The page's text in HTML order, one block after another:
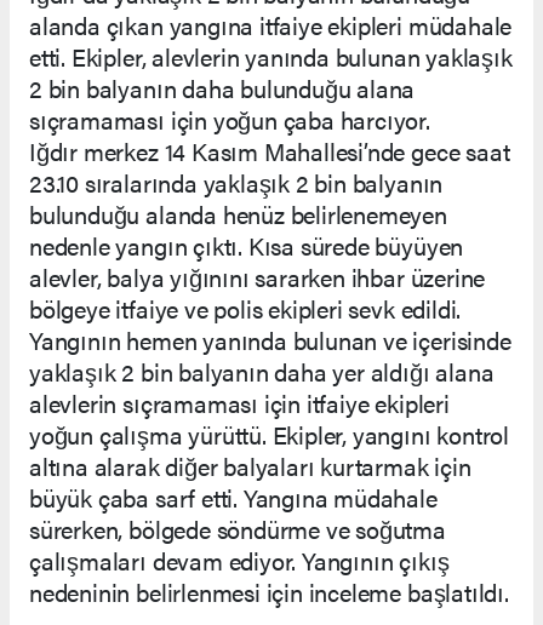
alanda çıkan yangına itfaiye ekipleri müdahale
etti. Ekipler, alevlerin yanında bulunan yaklaşık
2 bin balyanın daha bulunduğu alana
sıçramaması için yoğun çaba harcıyor.
Iğdır merkez 14 Kasım Mahallesi’nde gece saat
23.10 sıralarında yaklaşık 2 bin balyanın
bulunduğu alanda henüz belirlenemeyen
nedenle yangın çıktı. Kısa sürede büyüyen
alevler, balya yığınını sararken ihbar üzerine
bölgeye itfaiye ve polis ekipleri sevk edildi.
Yangının hemen yanında bulunan ve içerisinde
yaklaşık 2 bin balyanın daha yer aldığı alana
alevlerin sıçramaması için itfaiye ekipleri
yoğun çalışma yürüttü. Ekipler, yangını kontrol
altına alarak diğer balyaları kurtarmak için
büyük çaba sarf etti. Yangına müdahale
sürerken, bölgede söndürme ve soğutma
çalışmaları devam ediyor. Yangının çıkış
nedeninin belirlenmesi için inceleme başlatıldı.